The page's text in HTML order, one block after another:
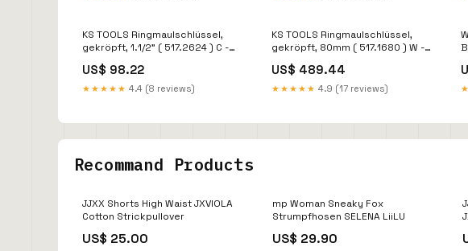
KS TOOLS Ringmaulschlüssel,
gekröpft, 1.1/2" ( 517.2624 ) C -
US$ 98.22
★★★★★ 4.4 (8 reviews)
KS TOOLS Ringmaulschlüssel,
gekröpft, 80mm ( 517.1680 ) W -
US$ 489.44
★★★★★ 4.9 (17 reviews)
Recommand Products
JJXX Shorts High Waist JXVIOLA
Cotton Strickpullover
US$ 25.00
mp Woman Sneaky Fox
Strumpfhosen SELENA LiiLU
US$ 29.90